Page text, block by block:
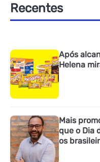
Recentes
Após
Helena
Mais
que o Dia
os